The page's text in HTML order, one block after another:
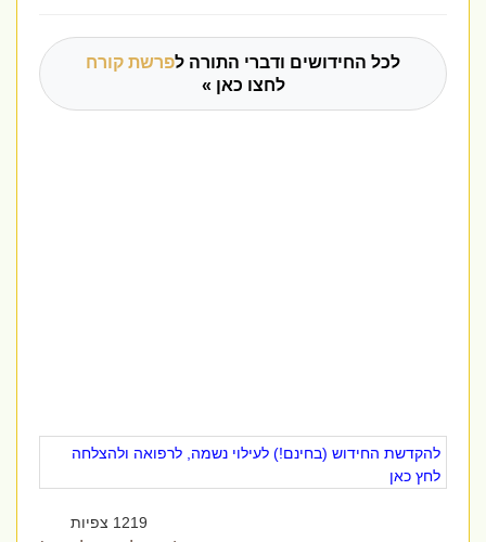
לכל החידושים ודברי התורה לפרשת קורח
לחצו כאן »
להקדשת החידוש (בחינם!) לעילוי נשמה, לרפואה ולהצלחה
לחץ כאן
1219 צפיות